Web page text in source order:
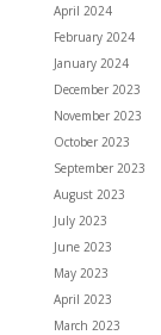
April 2024
February 2024
January 2024
December 2023
November 2023
October 2023
September 2023
August 2023
July 2023
June 2023
May 2023
April 2023
March 2023